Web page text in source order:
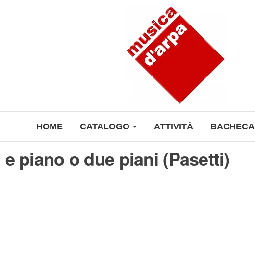
HOME CATALOGO ATTIVITÀ BACHECA
piano o due piani (Pasetti)